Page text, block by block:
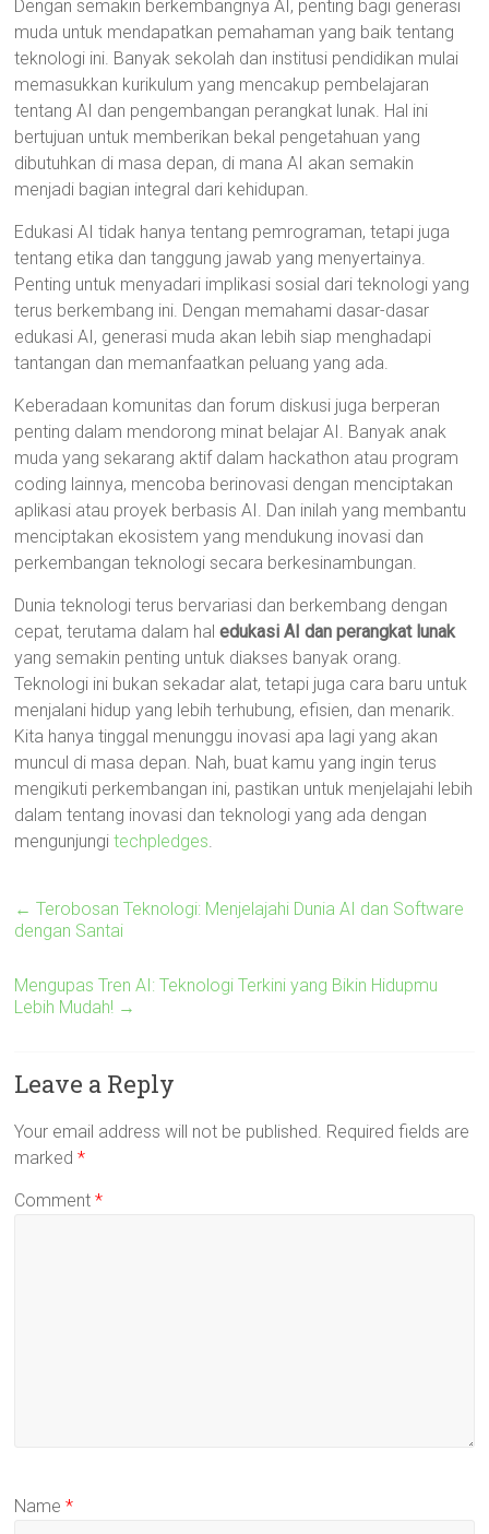
Dengan semakin berkembangnya AI, penting bagi generasi
muda untuk mendapatkan pemahaman yang baik tentang
teknologi ini. Banyak sekolah dan institusi pendidikan mulai
memasukkan kurikulum yang mencakup pembelajaran
tentang AI dan pengembangan perangkat lunak. Hal ini
bertujuan untuk memberikan bekal pengetahuan yang
dibutuhkan di masa depan, di mana AI akan semakin
menjadi bagian integral dari kehidupan.
Edukasi AI tidak hanya tentang pemrograman, tetapi juga
tentang etika dan tanggung jawab yang menyertainya.
Penting untuk menyadari implikasi sosial dari teknologi yang
terus berkembang ini. Dengan memahami dasar-dasar
edukasi AI, generasi muda akan lebih siap menghadapi
tantangan dan memanfaatkan peluang yang ada.
Keberadaan komunitas dan forum diskusi juga berperan
penting dalam mendorong minat belajar AI. Banyak anak
muda yang sekarang aktif dalam hackathon atau program
coding lainnya, mencoba berinovasi dengan menciptakan
aplikasi atau proyek berbasis AI. Dan inilah yang membantu
menciptakan ekosistem yang mendukung inovasi dan
perkembangan teknologi secara berkesinambungan.
Dunia teknologi terus bervariasi dan berkembang dengan
cepat, terutama dalam haledukasi AI dan perangkat lunak
yang semakin penting untuk diakses banyak orang.
Teknologi ini bukan sekadar alat, tetapi juga cara baru untuk
menjalani hidup yang lebih terhubung, efisien, dan menarik.
Kita hanya tinggal menunggu inovasi apa lagi yang akan
muncul di masa depan. Nah, buat kamu yang ingin terus
mengikuti perkembangan ini, pastikan untuk menjelajahi lebih
dalam tentang inovasi dan teknologi yang ada dengan
mengunjungitechpledges.
← Terobosan Teknologi: Menjelajahi Dunia AI dan Software
dengan Santai
Mengupas Tren AI: Teknologi Terkini yang Bikin Hidupmu
Lebih Mudah! →
Leave a Reply
Your email address will not be published. Required fields are
marked*
Comment*
Name*